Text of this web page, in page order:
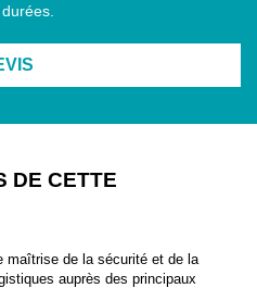
DE CETTE
maîtrise de la sécurité et de la
auprès des principaux